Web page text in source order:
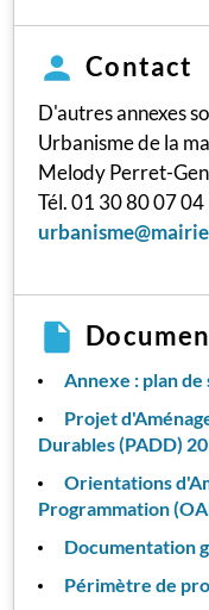
Contact
D'autres annexes
Urbanisme de la
Melody Perret-
Tél. 01 30 80 07 04
Annexe : plan
Projet
Durables (PADD)
Orientations
Programmation
Documentation
Périmètre de